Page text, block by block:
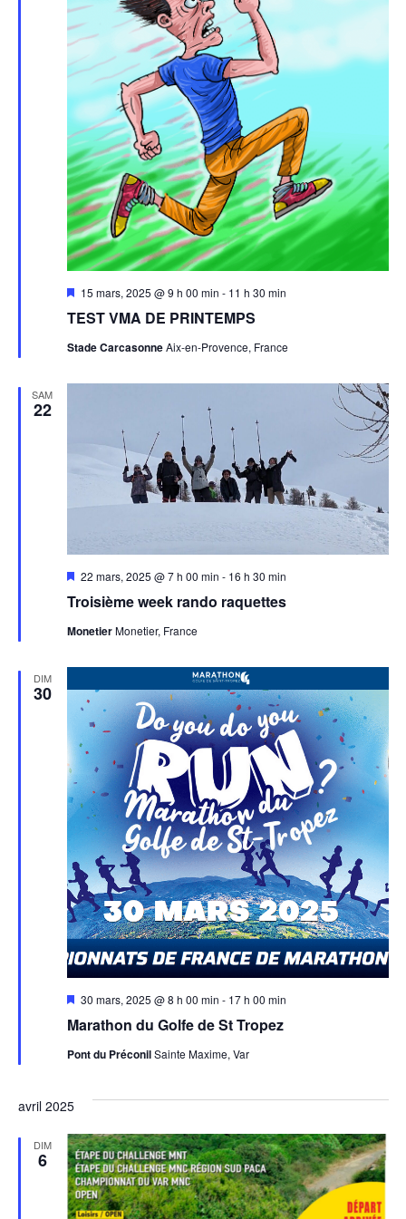
TEST VMA DE PRINTEMPS
Mis
avant
15 mars, 2025 @ 9 h 00 min - 11 h 30 min
Stade CarcasonneAix-en-Provence, France
SAM
22
Troisième week rando raquettes
Mis
avant
22 mars, 2025 @ 7 h 00 min - 16 h 30 min
MonetierMonetier, France
DIM
30
Marathon du Golfe de St Tropez
Mis
avant
30 mars, 2025 @ 8 h 00 min - 17 h 00 min
Pont du PréconilSainte Maxime, Var
avril 2025
DIM
6